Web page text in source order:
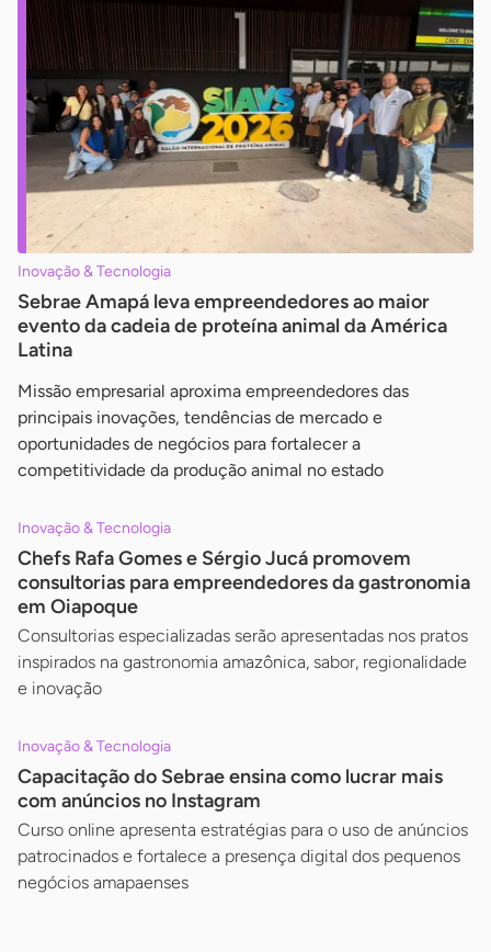
Inovação & Tecnologia
Sebrae Amapá leva empreendedores ao maior
evento da cadeia de proteína animal da América
Latina
Missão empresarial aproxima empreendedores das
principais inovações, tendências de mercado e
oportunidades de negócios para fortalecer a
competitividade da produção animal no estado
Inovação & Tecnologia
Chefs Rafa Gomes e Sérgio Jucá promovem
consultorias para empreendedores da gastronomia
em Oiapoque
Consultorias especializadas serão apresentadas nos pratos
inspirados na gastronomia amazônica, sabor, regionalidade
e inovação
Inovação & Tecnologia
Capacitação do Sebrae ensina como lucrar mais
com anúncios no Instagram
Curso online apresenta estratégias para o uso de anúncios
patrocinados e fortalece a presença digital dos pequenos
negócios amapaenses